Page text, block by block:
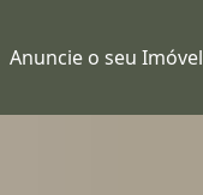
Anuncie o seu Imóvel